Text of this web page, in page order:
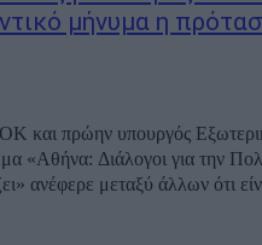
μήνυμα η
και πρώην υπουργός
«Αθήνα: Διάλογοι για την
ανέφερε μεταξύ άλλων ότι